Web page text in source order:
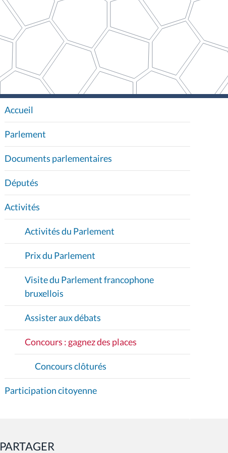
N
A
V
I
G
A
T
I
O
Accueil
Parlement
Documents parlementaires
Députés
Activités
Activités du Parlement
Prix du Parlement
Visite du Parlement francophone
bruxellois
Assister aux débats
Concours : gagnez des places
Concours clôturés
Participation citoyenne
PARTAGER